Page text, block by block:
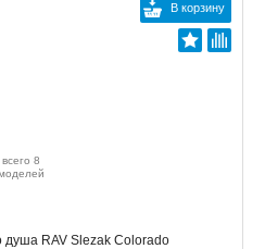
В корзину
всего 8
душа RAV Slezak Colorado